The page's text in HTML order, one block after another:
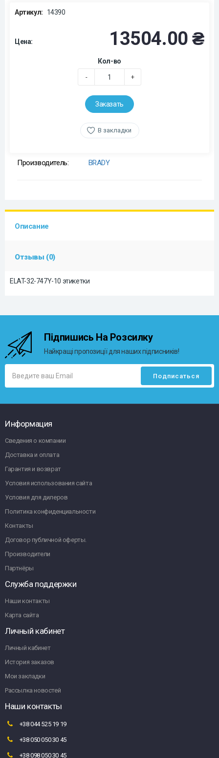
Артикул: 14390
Цена: 13504.00 ₴
Кол-во
- +
Заказать
В закладки
Производитель: BRADY
Описание
Отзывы (0)
ELAT-32-747Y-10 этикетки
Підпишись На Розсилку
Найкращі пропозиції для наших підписників!
Информация
Сведения о компании
Доставка и оплата
Гарантия и возврат
Условия использования сайта
Условия для дилеров
Политика конфиденциальности
Контакты
Договор публичной оферты.
Производители
Партнёры
Служба поддержки
Наши контакты
Карта сайта
Личный кабинет
Личный кабинет
История заказов
Мои закладки
Рассылка новостей
Наши контакты
+38 044 525 19 19
+38 050 050 30 45
+38 098 050 30 45